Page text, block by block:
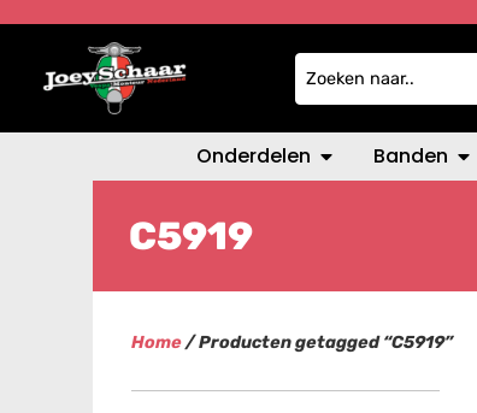
Onderdelen Banden
C5919
Home/ Producten getagged “C5919”